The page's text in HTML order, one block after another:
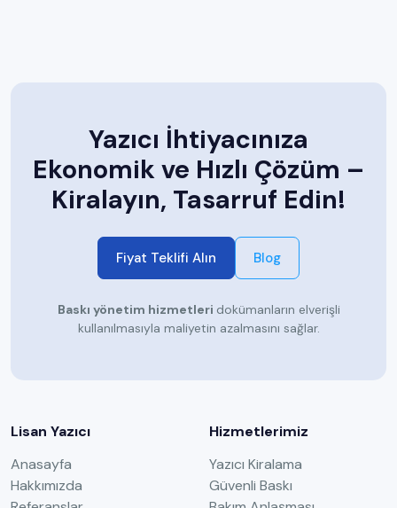
Yazıcı İhtiyacınıza
Ekonomik ve Hızlı Çözüm –
Kiralayın, Tasarruf Edin!
Fiyat Teklifi Alın Blog
Baskı yönetim hizmetleri dokümanların elverişli
kullanılmasıyla maliyetin azalmasını sağlar.
Lisan Yazıcı
Anasayfa
Hakkımızda
Hizmetlerimiz
Yazıcı Kiralama
Güvenli Baskı